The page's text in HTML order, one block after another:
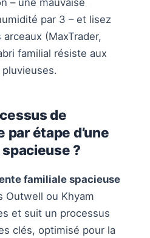
– une mauvaise
par 3 – et lisez
(MaxTrader,
familial résiste aux
de
par étape d’une
?
familiale spacieuse
Outwell ou Khyam
et suit un processus
clés, optimisé pour la